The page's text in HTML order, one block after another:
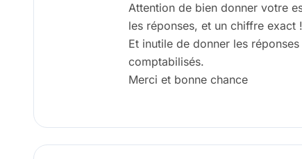
Attention de bien donner votre
les réponses, et un chiffre exact !
Et inutile de donner les
comptabilisés.
Merci et bonne chance